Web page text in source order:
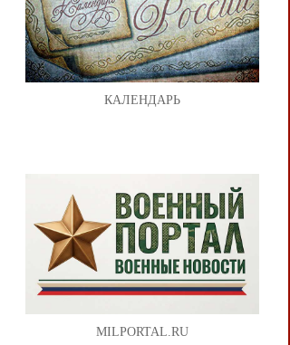
КАЛЕНДАРЬ
MILPORTAL.RU